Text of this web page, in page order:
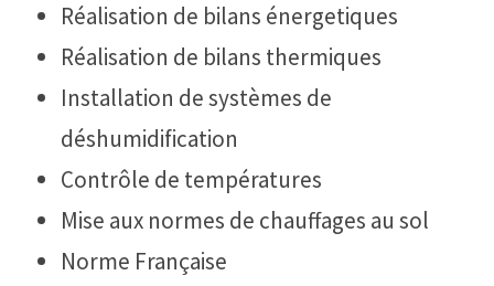
Réalisation de bilans énergetiques
Réalisation de bilans thermiques
Installation de systèmes de
déshumidification
Contrôle de températures
Mise aux normes de chauffages au sol
Norme Française